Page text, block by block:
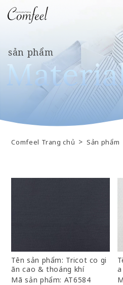
sản phẩm
Materia
Comfeel Trang chủ > Sản phẩm
Tên sản phẩm: Tricot co gi
ãn cao & thoáng khí
Mã sản phẩm: AT6584